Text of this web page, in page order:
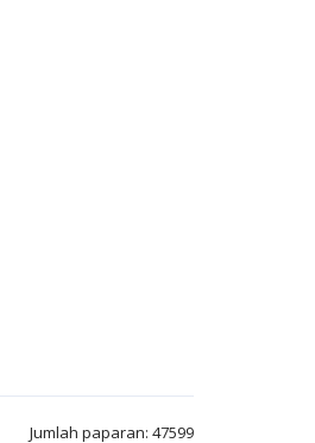
Jumlah paparan: 47599